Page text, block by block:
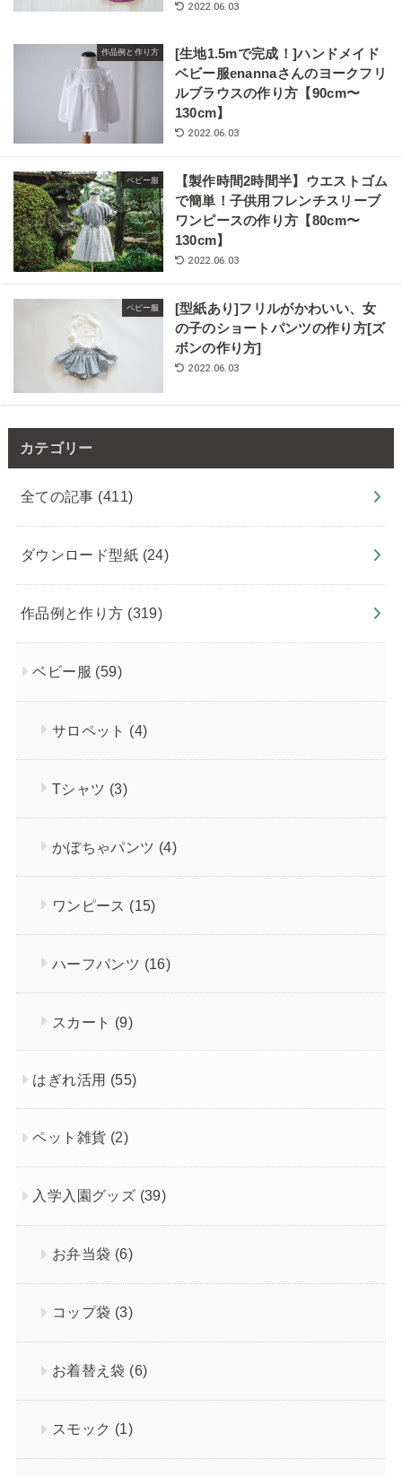
2022.06.03
作品例と作り方
[生地1.5mで完成！]ハンドメイド
ベビー服enannaさんのヨークフリ
ルブラウスの作り方【90cm〜
130cm】
2022.06.03
ベビー服
【製作時間2時間半】ウエストゴム
で簡単！子供用フレンチスリーブ
ワンピースの作り方【80cm〜
130cm】
2022.06.03
ベビー服
[型紙あり]フリルがかわいい、女
の子のショートパンツの作り方[ズ
ボンの作り方]
2022.06.03
カテゴリー
全ての記事 (411)
ダウンロード型紙 (24)
作品例と作り方 (319)
ベビー服 (59)
サロペット (4)
Tシャツ (3)
かぼちゃパンツ (4)
ワンピース (15)
ハーフパンツ (16)
スカート (9)
はぎれ活用 (55)
ペット雑貨 (2)
入学入園グッズ (39)
お弁当袋 (6)
コップ袋 (3)
お着替え袋 (6)
スモック (1)